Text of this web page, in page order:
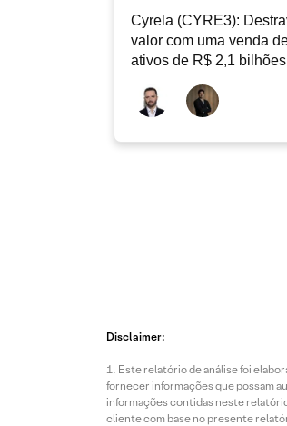
Cyrela (CYRE3):
valor com uma venda
ativos de R$ 2,1 bilhões
Disclaimer:
Este relatório de análise foi
fornecer informações que possam
informações contidas neste
cliente com base no presente